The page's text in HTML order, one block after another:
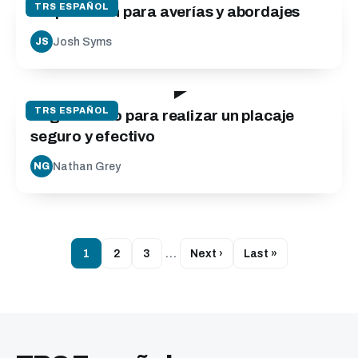
TRS ESPAÑOL
Preparación para averías y abordajes
JS Josh Syms
TRS ESPAÑOL
Seguimiento para realizar un placaje
seguro y efectivo
NG Nathan Grey
1 2 3 … Next › Last »